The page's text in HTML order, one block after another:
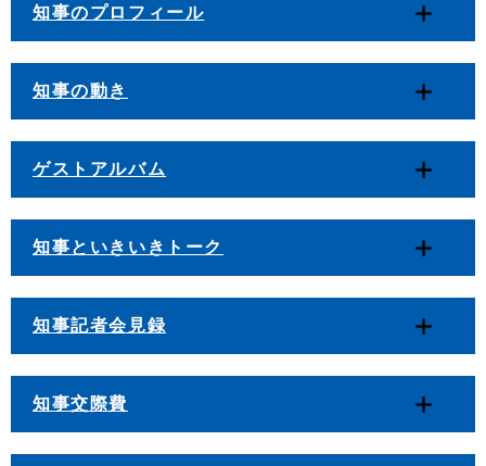
知事のプロフィール
知事の動き
ゲストアルバム
知事といきいきトーク
知事記者会見録
知事交際費